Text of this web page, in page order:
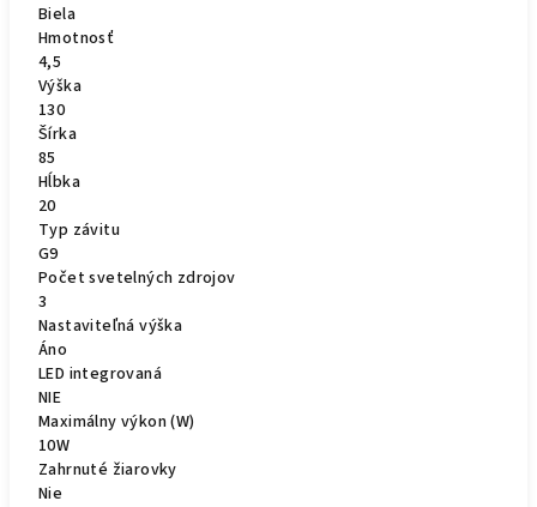
Biela
Hmotnosť
4,5
Výška
130
Šírka
85
Hĺbka
20
Typ závitu
G9
Počet svetelných zdrojov
3
Nastaviteľná výška
Áno
LED integrovaná
NIE
Maximálny výkon (W)
10W
Zahrnuté žiarovky
Nie